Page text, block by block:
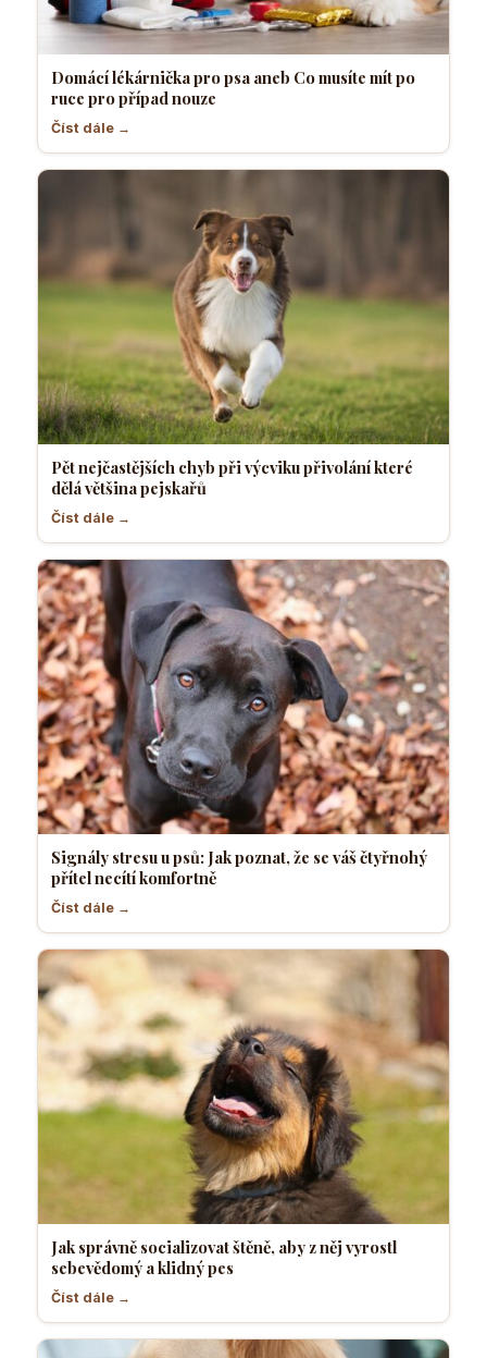
Domácí lékárnička pro psa aneb Co musíte mít po
ruce pro případ nouze
Číst dále →
Pět nejčastějších chyb při výcviku přivolání které
dělá většina pejskařů
Číst dále →
Signály stresu u psů: Jak poznat, že se váš čtyřnohý
přítel necítí komfortně
Číst dále →
Jak správně socializovat štěně, aby z něj vyrostl
sebevědomý a klidný pes
Číst dále →